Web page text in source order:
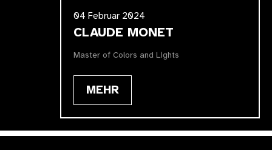
04 Februar 2024
CLAUDE MONET
Master of Colors and Lights
MEHR